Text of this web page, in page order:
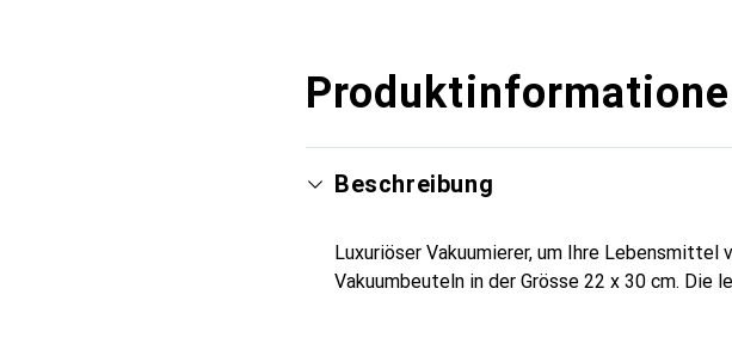
Beschreibung
Luxuriöser Vakuumierer, um Ihre
Vakuumbeuteln in der Grösse 22 x 30 cm. Die